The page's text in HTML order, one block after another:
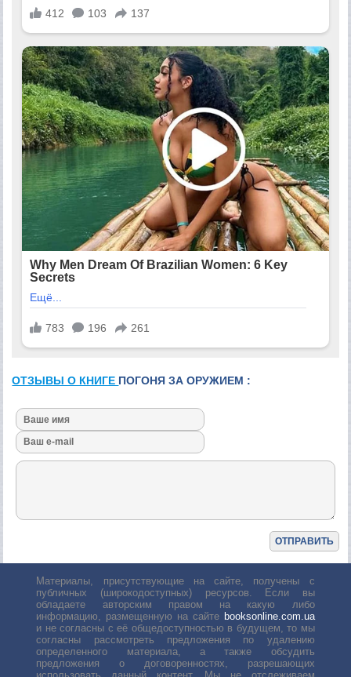
ОТЗЫВЫ О КНИГЕ ПОГОНЯ ЗА ОРУЖИЕМ :
Материалы, присутствующие на сайте, получены с
публичных (широкодоступных) ресурсов. Если вы
обладаете авторским правом на какую либо
информацию, размещенную на сайте booksonline.com.ua
и не согласны с её общедоступностью в будущем, то мы
согласны рассмотреть предложения по удалению
определенного материала, а также обсудить
предложения о договоренностях, разрешающих
использовать данный контент. Мы не отслеживаем